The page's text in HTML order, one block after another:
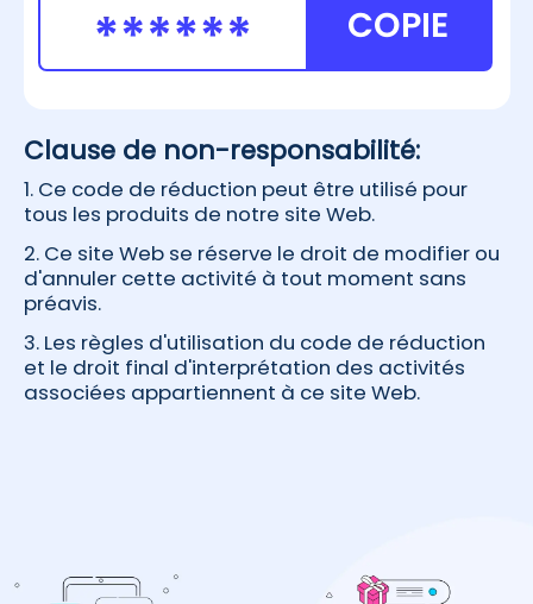
COPIE
Clause de non-responsabilité:
1. Ce code de réduction peut être utilisé pour
tous les produits de notre site Web.
2. Ce site Web se réserve le droit de modifier ou
d'annuler cette activité à tout moment sans
préavis.
3. Les règles d'utilisation du code de réduction
et le droit final d'interprétation des activités
associées appartiennent à ce site Web.